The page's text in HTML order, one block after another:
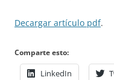
Decargar artículo pdf.
Comparte esto:
LinkedIn